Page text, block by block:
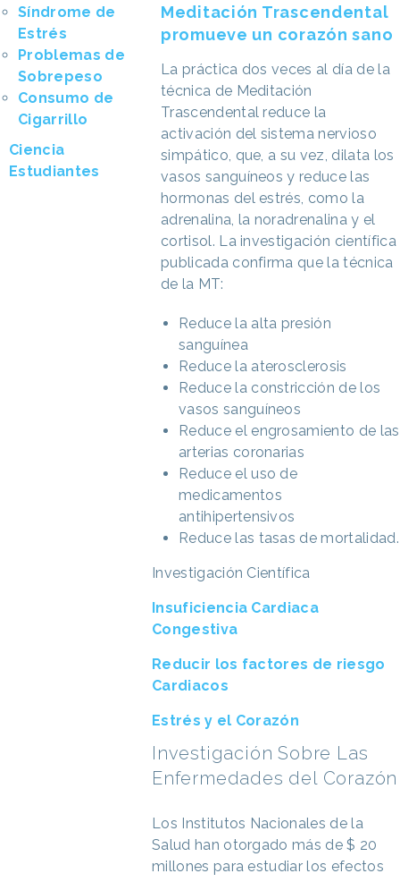
Síndrome de
Estrés
Problemas de
Sobrepeso
Consumo de
Cigarrillo
Ciencia
Estudiantes
Meditación Trascendental
promueve un corazón sano
La práctica dos veces al día de la
técnica de Meditación
Trascendental reduce la
activación del sistema nervioso
simpático, que, a su vez, dilata los
vasos sanguíneos y reduce las
hormonas del estrés, como la
adrenalina, la noradrenalina y el
cortisol. La investigación científica
publicada confirma que la técnica
de la MT:
Reduce la alta presión
sanguínea
Reduce la aterosclerosis
Reduce la constricción de los
vasos sanguíneos
Reduce el engrosamiento de las
arterias coronarias
Reduce el uso de
medicamentos
antihipertensivos
Reduce las tasas de mortalidad.
Investigación Científica
Insuficiencia Cardiaca
Congestiva
Reducir los factores de riesgo
Cardiacos
Estrés y el Corazón
Investigación Sobre Las
Enfermedades del Corazón
Los Institutos Nacionales de la
Salud han otorgado más de $ 20
millones para estudiar los efectos